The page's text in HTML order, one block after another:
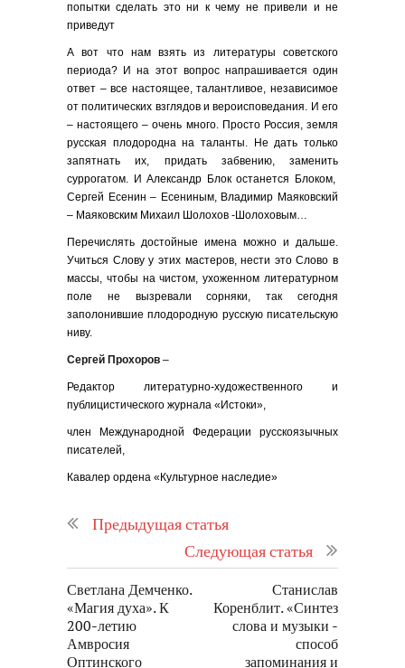
попытки сделать это ни к чему не привели и не
приведут
А вот что нам взять из литературы советского
периода? И на этот вопрос напрашивается один
ответ – все настоящее, талантливое, независимое
от политических взглядов и вероисповедания. И его
– настоящего – очень много. Просто Россия, земля
русская плодородна на таланты. Не дать только
запятнать их, придать забвению, заменить
суррогатом. И Александр Блок останется Блоком,
Сергей Есенин – Есениным, Владимир Маяковский
– Маяковским Михаил Шолохов -Шолоховым…
Перечислять достойные имена можно и дальше.
Учиться Слову у этих мастеров, нести это Слово в
массы, чтобы на чистом, ухоженном литературном
поле не вызревали сорняки, так сегодня
заполонившие плодородную русскую писательскую
ниву.
Сергей Прохоров –
Редактор литературно-художественного и
публицистического журнала «Истоки»,
член Международной Федерации русскоязычных
писателей,
Кавалер ордена «Культурное наследие»
Предыдущая статья
Следующая статья
Светлана Демченко.
«Магия духа». К
200-летию
Амвросия
Оптинского
Станислав
Коренблит. «Синтез
слова и музыки -
способ
запоминания и